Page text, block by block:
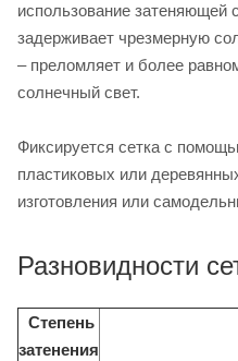
использование затеняющей
задерживает чрезмерную
– преломляет и более
солнечный свет.
Фиксируется сетка с
пластиковых или
изготовления или
Разновидности
Степень
затенения